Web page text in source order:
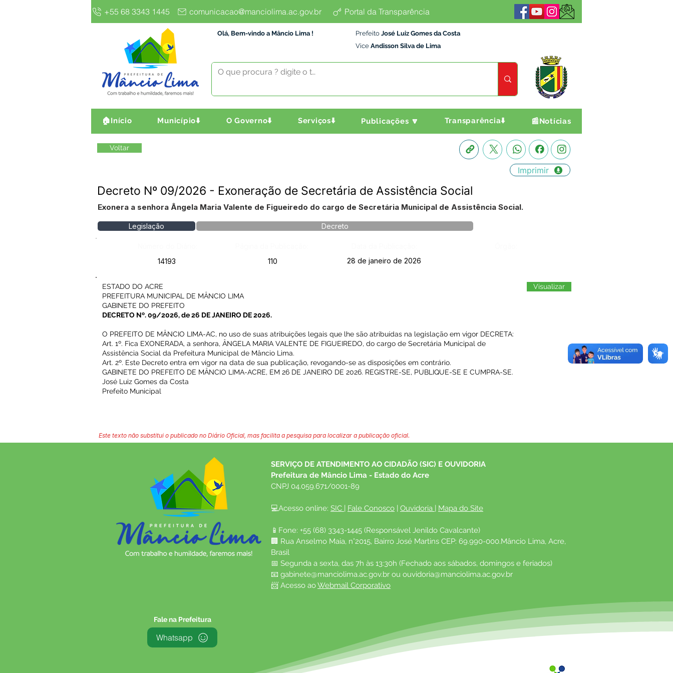
+55 68 3343 1445 comunicacao@manciolima.ac.gov.br Portal da Transparência
Olá, Bem-vindo a Mâncio Lima ! Prefeito José Luiz Gomes da Costa
Vice Andisson Silva de Lima
🏠Início Município⬇️ O Governo⬇️ Serviços⬇️ Publicações 🔽 Transparência⬇️ 📰Notícias
Voltar
Imprimir
Decreto Nº 09/2026 - Exoneração de Secretária de Assistência Social
Exonera a senhora Ângela Maria Valente de Figueiredo do cargo de Secretária Municipal de Assistência Social.
Legislação Decreto
14193
110 28 de janeiro de 2026
ESTADO DO ACRE
PREFEITURA MUNICIPAL DE MÂNCIO LIMA
GABINETE DO PREFEITO
DECRETO Nº. 09/2026, de 26 DE JANEIRO DE 2026.
O PREFEITO DE MÂNCIO LIMA-AC, no uso de suas atribuições legais que lhe são atribuídas na legislação em vigor DECRETA:
Art. 1º. Fica EXONERADA, a senhora, ÂNGELA MARIA VALENTE DE FIGUEIREDO, do cargo de Secretária Municipal de
Assistência Social da Prefeitura Municipal de Mâncio Lima.
Art. 2º. Este Decreto entra em vigor na data de sua publicação, revogando-se as disposições em contrário.
GABINETE DO PREFEITO DE MÂNCIO LIMA-ACRE, EM 26 DE JANEIRO DE 2026. REGISTRE-SE, PUBLIQUE-SE E CUMPRA-SE.
José Luiz Gomes da Costa
Prefeito Municipal
Visualizar
Este texto não substitui o publicado no Diário Oficial, mas facilita a pesquisa para localizar a publicação oficial.
SERVIÇO DE ATENDIMENTO AO CIDADÃO (SIC) E OUVIDORIA
Prefeitura de Mâncio Lima - Estado do Acre
CNPJ 04.059.671/0001-89
💻Acesso online: SIC | Fale Conosco | Ouvidoria | Mapa do Site
📱Fone: +55 (68) 3343-1445 (Responsável Jenildo Cavalcante)
🏢 Rua Anselmo Maia, n°2015, Bairro José Martins CEP: 69.990-000.Mâncio Lima, Acre,
Brasil
📅 Segunda a sexta, das 7h às 13:30h (Fechado aos sábados, domingos e feriados)
📧 gabinete@manciolima.ac.gov.br ou ouvidoria@manciolima.ac.gov.br
📨 Acesso ao Webmail Corporativo
Fale na Prefeitura
Whatsapp